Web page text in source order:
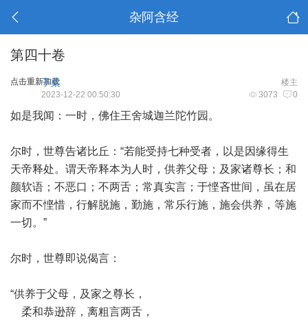
杂阿含经
第四十卷
点击重新加载 楼主
子柔
3073 0
2023-12-22 00:50:30
如是我闻：一时，佛住王舍城迦兰陀竹园。
尔时，世尊告诸比丘：“若能受持七种受者，以是因缘得生
天帝释处。谓天帝释本为人时，供养父母；及家诸尊长；和
颜软语；不恶口；不两舌；常真实言；于悭吝世间，虽在居
家而不悭惜，行解脱施，勤施，常乐行施，施会供养，等施
一切。”
尔时，世尊即说偈言：
“供养于父母，及家之尊长，
柔和恭逊辞，离粗言两舌，